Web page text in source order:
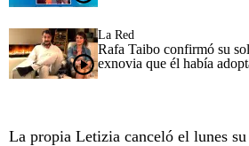
La Red
Rafa Taibo confirmó su
exnovia que él había
La propia Letizia canceló el lunes